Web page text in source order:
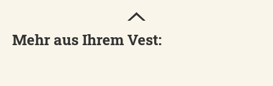
Mehr aus Ihrem Vest: